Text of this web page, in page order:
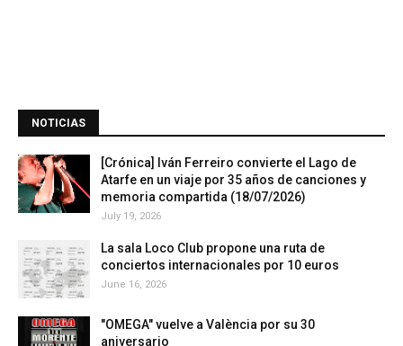
NOTICIAS
[Crónica] Iván Ferreiro convierte el Lago de
Atarfe en un viaje por 35 años de canciones y
memoria compartida (18/07/2026)
July 19, 2026
La sala Loco Club propone una ruta de
conciertos internacionales por 10 euros
June 16, 2026
"OMEGA" vuelve a València por su 30
aniversario